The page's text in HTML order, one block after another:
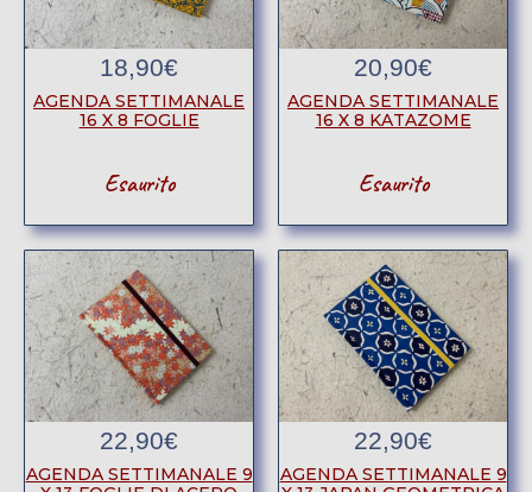
18,90€
AGENDA SETTIMANALE
16 X 8 FOGLIE
Esaurito
20,90€
AGENDA SETTIMANALE
16 X 8 KATAZOME
Esaurito
22,90€
AGENDA SETTIMANALE 9
22,90€
AGENDA SETTIMANALE 9